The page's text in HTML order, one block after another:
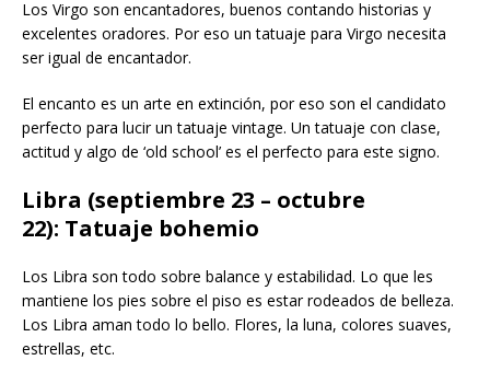
Los Virgo son encantadores, buenos contando historias y
excelentes oradores. Por eso un tatuaje para Virgo necesita
ser igual de encantador.
El encanto es un arte en extinción, por eso son el candidato
perfecto para lucir un tatuaje vintage. Un tatuaje con clase,
actitud y algo de ‘old school’ es el perfecto para este signo.
Libra (septiembre 23 – octubre
22): Tatuaje bohemio
Los Libra son todo sobre balance y estabilidad. Lo que les
mantiene los pies sobre el piso es estar rodeados de belleza.
Los Libra aman todo lo bello. Flores, la luna, colores suaves,
estrellas, etc.